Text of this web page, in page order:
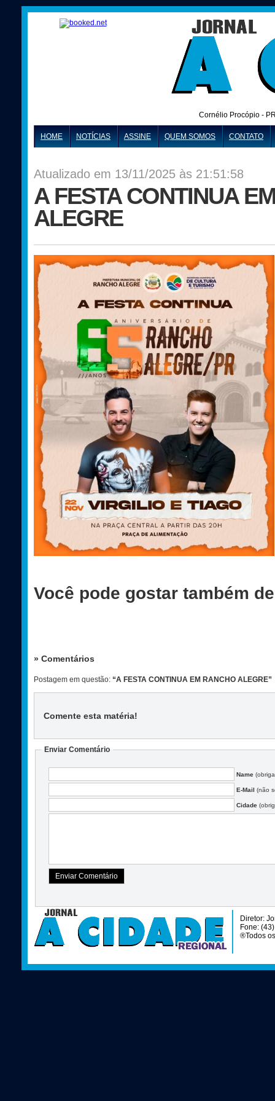
Cornélio Procópio -
HOME NOTÍCIAS ASSINE QUEM SOMOS CONTATO
Atualizado em 13/11/2025 às 21:51:58
A FESTA CONTINUA
ALEGRE
Você pode gostar também
» Comentários
Postagem em questão: “A FESTA CONTINUA EM RANCHO ALEGRE”
Comente esta matéria!
Enviar Comentário
Name
E-Mail (não
Cidade
Diretor:
Fone:
®Todos